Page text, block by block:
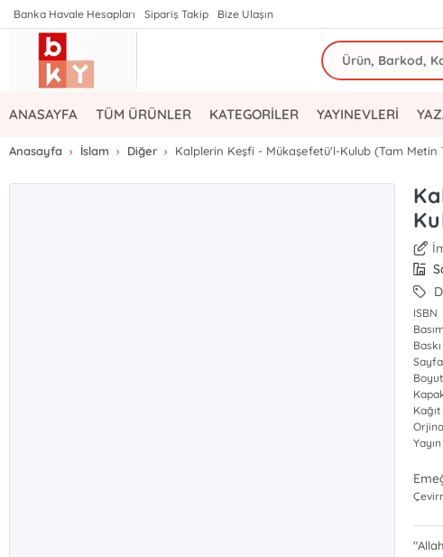
Banka Havale Hesapları Sipariş Takip Bize Ulaşın
ANASAYFA TÜM ÜRÜNLER KATEGORİLER YAYINEVLERİ
Anasayfa İslam Diğer Kalplerin Keşfi - Mükaşefetü'l-Kulub (Tam Metin
ISBN
Baskı
Sayfa
Boyut
Kağıt